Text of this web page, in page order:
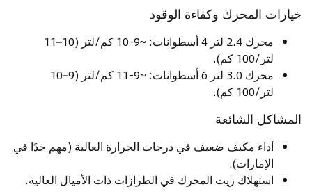
خيارات المحرك وكفاءة الوقود
محرك 2.4 لتر 4 أسطوانات: ~9-10 كم/لتر (10–11
لتر/100 كم).
محرك 3.0 لتر 6 أسطوانات: ~9-11 كم/لتر (9–10
لتر/100 كم).
المشاكل الشائعة
أداء مكيف ضعيف في درجات الحرارة العالية (مهم جدًا في
الإمارات).
استهلاك زيت المحرك في الطرازات ذات الأميال العالية.